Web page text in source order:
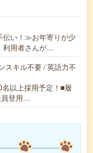
伝い！≫お年寄りが少
利用者さんが…
スキル不要 / 英語力不
以上採用予定！■履
員登用…